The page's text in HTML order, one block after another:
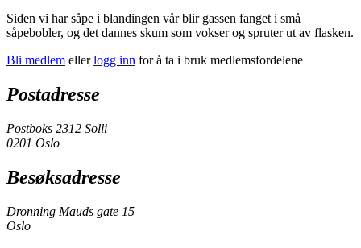
Siden vi har såpe i blandingen vår blir gassen fanget i små
såpebobler, og det dannes skum som vokser og spruter ut av flasken.
Bli medlem ellerlogg inn for å ta i bruk medlemsfordelene
Postadresse
Postboks 2312 Solli
0201 Oslo
Besøksadresse
Dronning Mauds gate 15
Oslo